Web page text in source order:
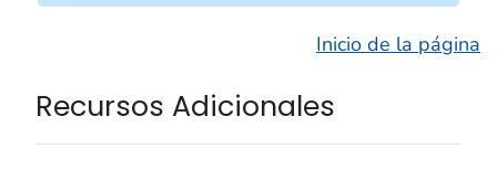
Inicio de la página
Recursos Adicionales